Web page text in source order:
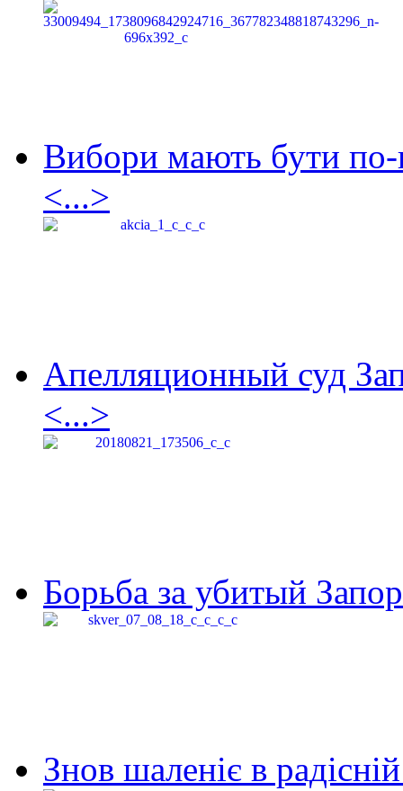
Вибори мають бути по-
<...>
Апелляционный суд
<...>
Борьба за убитый
Знов шаленіє в